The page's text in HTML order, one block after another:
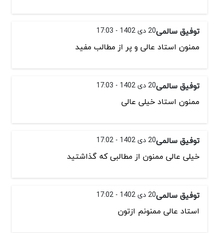
توفیق سالمی20 دی 1402 - 17:03
ممنون استاد عالی و پر از مطالب مفید
توفیق سالمی20 دی 1402 - 17:03
ممنون استاد خیلی عالی
توفیق سالمی20 دی 1402 - 17:02
خیلی عالی ممنون از مطالبی که گذاشتید
توفیق سالمی20 دی 1402 - 17:02
استاد عالی ممنونم ازتون